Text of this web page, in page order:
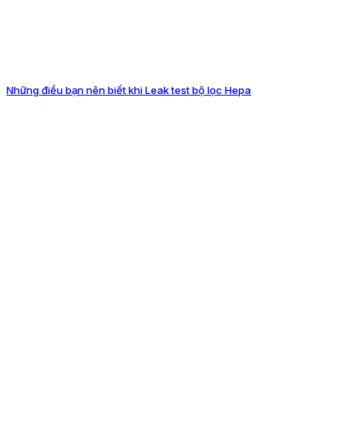
Những điều bạn nên biết khi Leak test bộ lọc Hepa